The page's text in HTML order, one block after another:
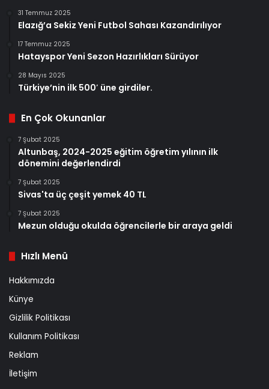
31 Temmuz 2025
Elazığ’a Sekiz Yeni Futbol Sahası Kazandırılıyor
17 Temmuz 2025
Hatayspor Yeni Sezon Hazırlıkları Sürüyor
28 Mayıs 2025
Türkiye’nin ilk 500′ üne girdiler.
En Çok Okunanlar
7 Şubat 2025
Altunbaş, 2024-2025 eğitim öğretim yılının ilk
dönemini değerlendirdi
7 Şubat 2025
Sivas'ta üç çeşit yemek 40 TL
7 Şubat 2025
Mezun olduğu okulda öğrencilerle bir araya geldi
Hızlı Menü
Hakkımızda
Künye
Gizlilik Politikası
Kullanım Politikası
Reklam
İletişim